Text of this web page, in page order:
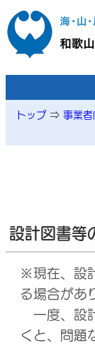
本文へ移動
トップ ⇒ 事業者
設計図書等
※現在、設
る場合があ
一度、設
くと、問題